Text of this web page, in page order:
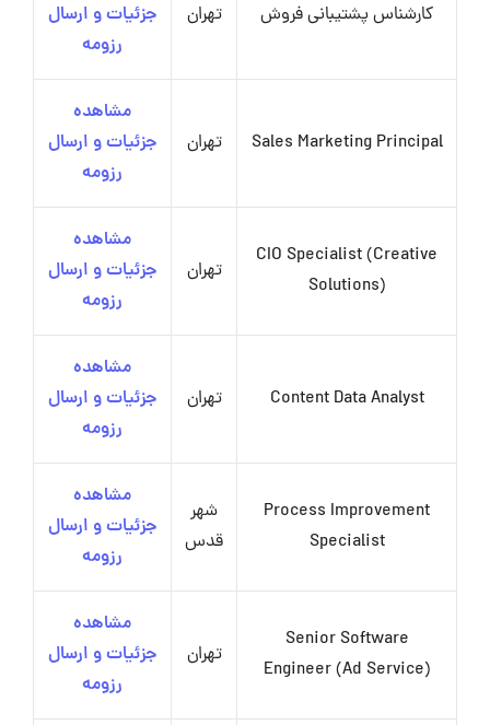
کارشناس پشتیبانی فروش تهران
جزئیات و ارسال
رزومه
Sales Marketing Principal تهران
مشاهده
جزئیات و ارسال
رزومه
CIO Specialist (Creative
Solutions)
تهران
مشاهده
جزئیات و ارسال
رزومه
Content Data Analyst تهران
مشاهده
جزئیات و ارسال
رزومه
Process Improvement
Specialist
شهر
قدس
مشاهده
جزئیات و ارسال
رزومه
Senior Software
Engineer (Ad Service)
تهران
مشاهده
جزئیات و ارسال
رزومه